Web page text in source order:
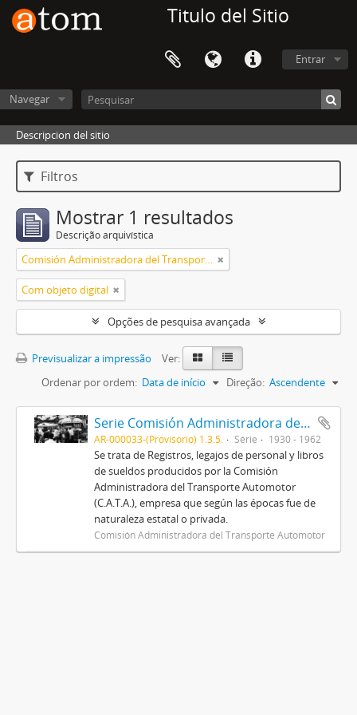
Titulo del Sitio
Entrar
Navegar
Descripcion del sitio
Filtros
Mostrar 1 resultados
Descrição arquivística
Comisión Administradora del Transporte Automotor
Com objeto digital
Opções de pesquisa avançada
Previsualizar a impressão
Ver:
Ordenar por ordem: Data de início Direção: Ascendente
Serie Comisión Administradora del Transporte Automotor (C.A.T.A.)
AR-000033-(Provisorio) 1.3.5. Série 1930 - 1962
Se trata de Registros, legajos de personal y libros
de sueldos producidos por la Comisión
Administradora del Transporte Automotor
(C.A.T.A.), empresa que según las épocas fue de
naturaleza estatal o privada.
Comisión Administradora del Transporte Automotor